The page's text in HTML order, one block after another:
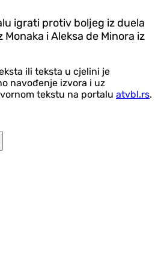
igrati protiv boljeg iz duela
i Aleksa de Minora iz
ili teksta u cjelini je
navođenje izvora i uz
tekstu na portalu atvbl.rs.